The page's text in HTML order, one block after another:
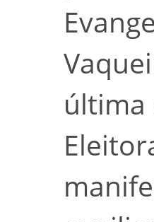
última